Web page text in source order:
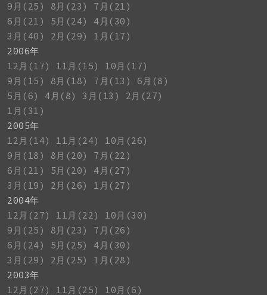
9月(25)
8月(23)
7月(21)
6月(21)
5月(24)
4月(30)
3月(40)
2月(29)
1月(17)
2006年
12月(17)
11月(15)
10月(17)
9月(15)
8月(18) 7月(13)
6月(8)
5月(6)
4月(8) 3月(13)
2月(27)
1月(31)
2005年
12月(14)
11月(24)
10月(26)
9月(18)
8月(20)
7月(22)
6月(21)
5月(20)
4月(27)
3月(19)
2月(26)
1月(27)
2004年
12月(27)
11月(22)
10月(30)
9月(25)
8月(23)
7月(26)
6月(24)
5月(25)
4月(30)
3月(29)
2月(25)
1月(28)
2003年
12月(27)
11月(25) 10月(6)